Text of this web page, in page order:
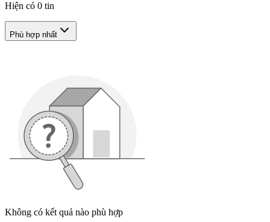
Hiện có 0 tin
Phù hợp nhất
Không có kết quả nào phù hợp